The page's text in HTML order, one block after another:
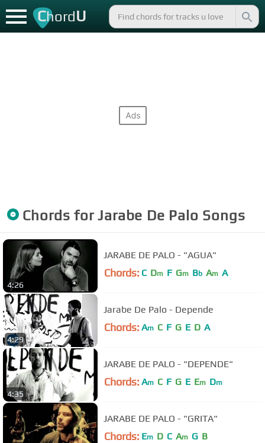
ChordU
Chords forJarabe De Palo Songs
4:26
JARABE DE PALO - "AGUA"
Chords: C Dm F Gm Bb Am A
4:29
Jarabe De Palo - Depende
Chords: Am C F G E D A
4:35
JARABE DE PALO - "DEPENDE"
Chords: Am C F G E Em Dm
JARABE DE PALO - "GRITA"
Chords: Em D C Am G B